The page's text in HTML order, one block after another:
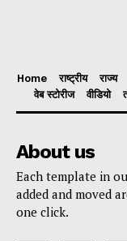
Home राष्ट्रीय राज्य
वेब स्टोरीज
वीडियो
About us
Each template in
added and moved
one click.